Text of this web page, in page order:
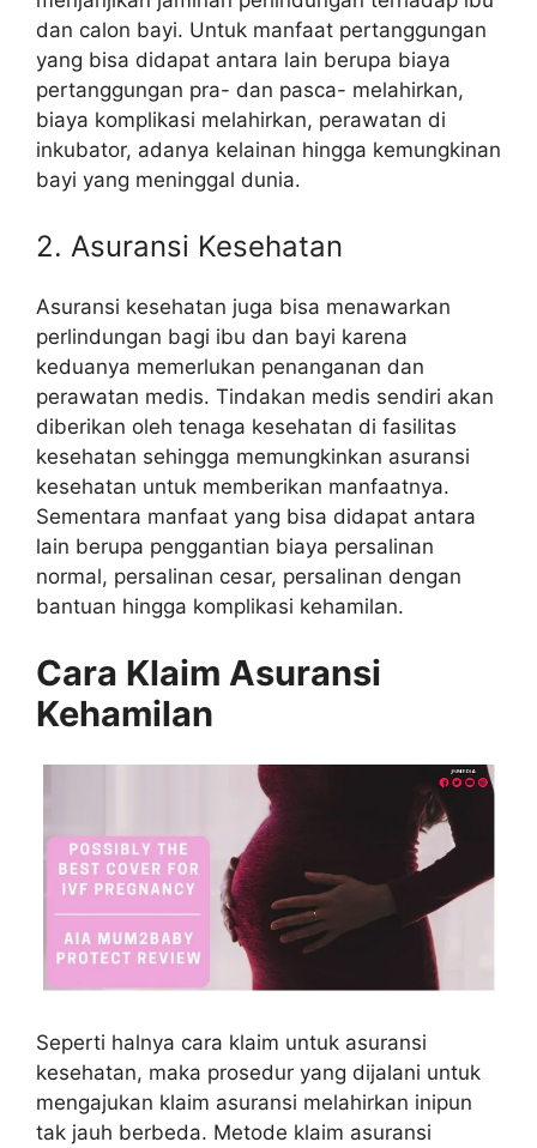
dan calon bayi. Untuk manfaat pertanggungan
yang bisa didapat antara lain berupa biaya
pertanggungan pra- dan pasca- melahirkan,
biaya komplikasi melahirkan, perawatan di
inkubator, adanya kelainan hingga kemungkinan
bayi yang meninggal dunia.
2. Asuransi Kesehatan
Asuransi kesehatan juga bisa menawarkan
perlindungan bagi ibu dan bayi karena
keduanya memerlukan penanganan dan
perawatan medis. Tindakan medis sendiri akan
diberikan oleh tenaga kesehatan di fasilitas
kesehatan sehingga memungkinkan asuransi
kesehatan untuk memberikan manfaatnya.
Sementara manfaat yang bisa didapat antara
lain berupa penggantian biaya persalinan
normal, persalinan cesar, persalinan dengan
bantuan hingga komplikasi kehamilan.
Cara Klaim Asuransi
Kehamilan
Seperti halnya cara klaim untuk asuransi
kesehatan, maka prosedur yang dijalani untuk
mengajukan klaim asuransi melahirkan inipun
tak jauh berbeda. Metode klaim asuransi